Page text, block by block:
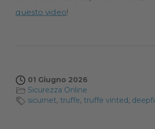
questo video!
01 Giugno 2026
Sicurezza Online
sicurnet, truffe, truffe vinted,